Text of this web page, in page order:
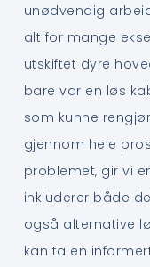
unødvendig
alt for mange
utskiftet dyre
bare var en løs
som kunne
gjennom hele
problemet, gir vi
inkluderer både
også alternative
kan ta en